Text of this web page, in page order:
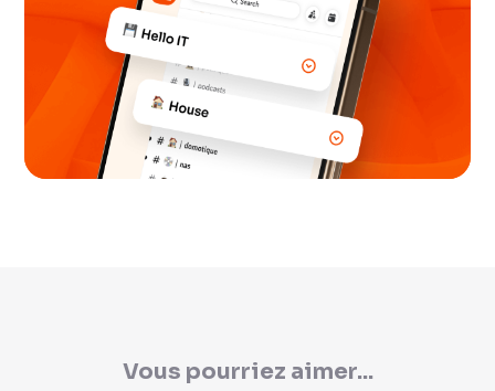
Vous pourriez aimer...